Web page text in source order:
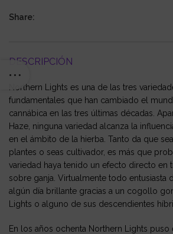
Share:
DESCRIPCIÓN
Northern Lights es una de las tres
fundamentales que han cambiado el
cannábica en las tres últimas décadas.
Haze, ninguna variedad alcanza la
en el ámbito de la hierba. Tanto da que
plantes o seas cultivador, es más que
variedad haya tenido un efecto directo en
sobre ganja. Virtualmente todo entusiasta
algún día brillante gracias a un cogollo
Lights o alguno de sus descendientes
En los años ochenta Northern Lights puso